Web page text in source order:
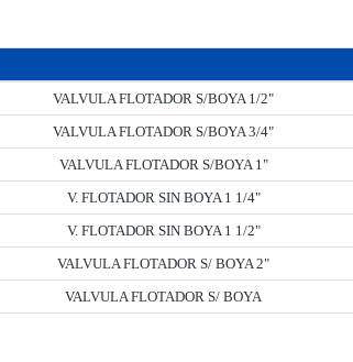
VALVULA FLOTADOR S/BOYA 1/2"
VALVULA FLOTADOR S/BOYA 3/4"
VALVULA FLOTADOR S/BOYA 1"
V. FLOTADOR SIN BOYA 1 1/4"
V. FLOTADOR SIN BOYA 1 1/2"
VALVULA FLOTADOR S/ BOYA 2"
VALVULA FLOTADOR S/ BOYA